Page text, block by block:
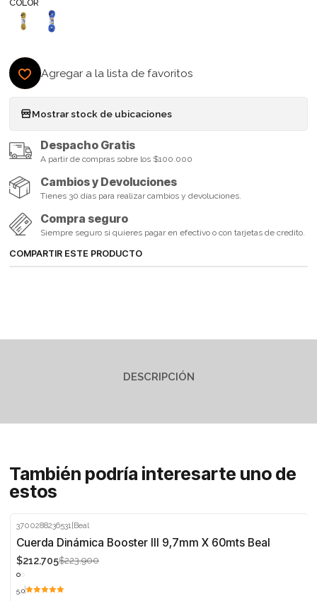
COLOR
Agregar a la lista de favoritos
Mostrar stock de ubicaciones
Despacho Gratis
A partir de compras sobre los $100.000
Cambios y Devoluciones
Tienes 30 días para realizar cambios y devoluciones.
Compra seguro
Siempre seguro si quieres pagar en efectivo o con tarjetas de credito.
COMPARTIR ESTE PRODUCTO
DESCRIPCIÓN
También podría interesarte uno de
estos
-5%
3700288236531|Beal
Cuerda Dinámica Booster III 9,7mm X 60mts Beal
$212.705$223.900
5.0